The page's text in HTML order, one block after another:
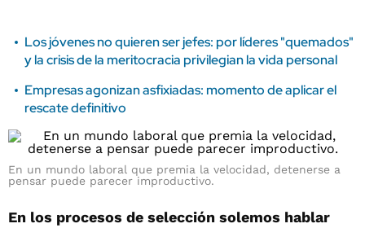
Los jóvenes no quieren ser jefes: por líderes "quemados"
y la crisis de la meritocracia privilegian la vida personal
Empresas agonizan asfixiadas: momento de aplicar el
rescate definitivo
En un mundo laboral que premia la velocidad, detenerse a
pensar puede parecer improductivo.
En los procesos de selección solemos hablar